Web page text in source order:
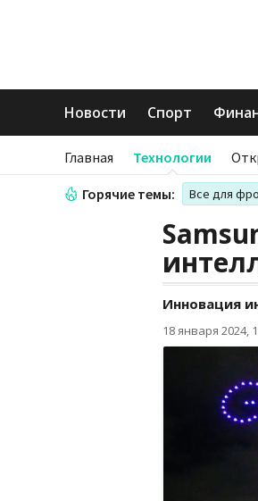
Новости Спорт
Главная Технологии
Горячие темы: Все для
Инновация
18 января 2024,